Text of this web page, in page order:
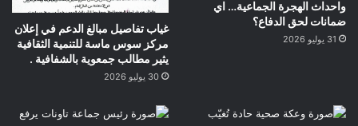
واحداث الهجرة الجماعية… اي
ضمانات لحق الدفاع؟
31 يوليو 2026
غياب تفاصيل مبالغ الدعم في إعلان
مركز سوس ماسة للتنمية الثقافية
يثير مطالب جمعوية بالشفافية .
30 يوليو 2026